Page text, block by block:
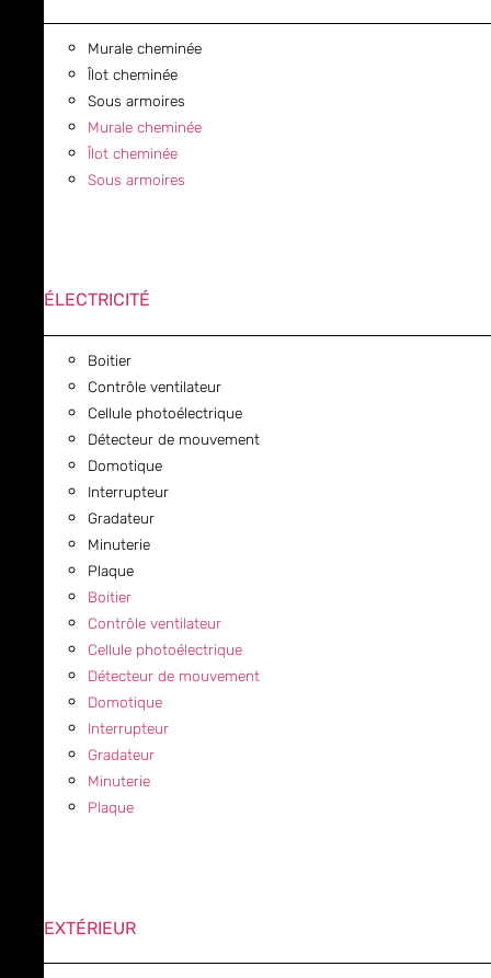
Murale cheminée
Îlot cheminée
Sous armoires
Murale cheminée
Îlot cheminée
Sous armoires
ÉLECTRICITÉ
Boitier
Contrôle ventilateur
Cellule photoélectrique
Détecteur de mouvement
Domotique
Interrupteur
Gradateur
Minuterie
Plaque
Boitier
Contrôle ventilateur
Cellule photoélectrique
Détecteur de mouvement
Domotique
Interrupteur
Gradateur
Minuterie
Plaque
EXTÉRIEUR